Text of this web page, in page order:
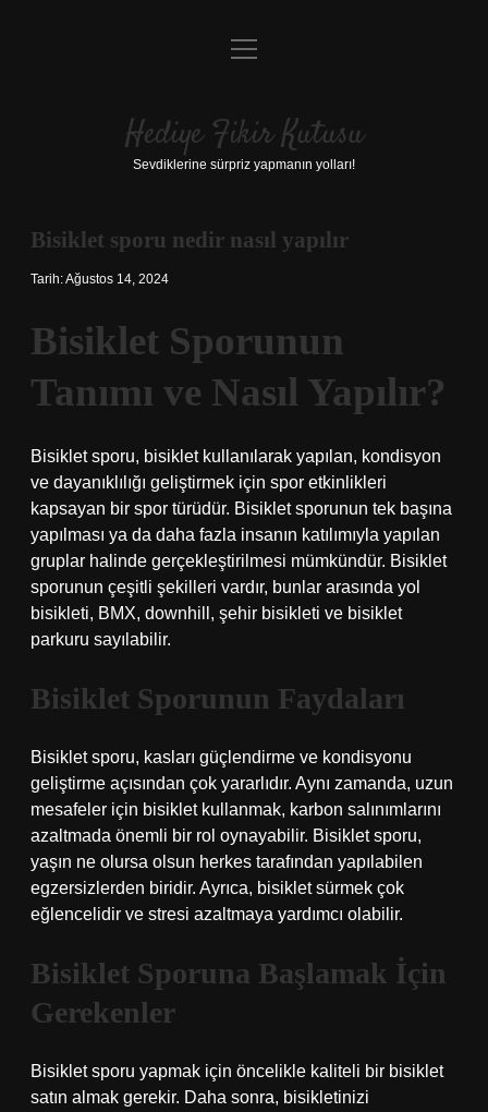
Anasayfa
Yasal Uyarı
menüyü
Hediye Fikir Kutusu
Sevdiklerine sürpriz yapmanın yolları!
Bisiklet sporu nedir nasıl yapılır
Tarih: Ağustos 14, 2024
Bisiklet Sporunun
Tanımı ve Nasıl Yapılır?
Bisiklet sporu, bisiklet kullanılarak yapılan, kondisyon
ve dayanıklılığı geliştirmek için spor etkinlikleri
kapsayan bir spor türüdür. Bisiklet sporunun tek başına
yapılması ya da daha fazla insanın katılımıyla yapılan
gruplar halinde gerçekleştirilmesi mümkündür. Bisiklet
sporunun çeşitli şekilleri vardır, bunlar arasında yol
bisikleti, BMX, downhill, şehir bisikleti ve bisiklet
parkuru sayılabilir.
Bisiklet Sporunun Faydaları
Bisiklet sporu, kasları güçlendirme ve kondisyonu
geliştirme açısından çok yararlıdır. Aynı zamanda, uzun
mesafeler için bisiklet kullanmak, karbon salınımlarını
azaltmada önemli bir rol oynayabilir. Bisiklet sporu,
yaşın ne olursa olsun herkes tarafından yapılabilen
egzersizlerden biridir. Ayrıca, bisiklet sürmek çok
eğlencelidir ve stresi azaltmaya yardımcı olabilir.
Bisiklet Sporuna Başlamak İçin
Gerekenler
Bisiklet sporu yapmak için öncelikle kaliteli bir bisiklet
satın almak gerekir. Daha sonra, bisikletinizi